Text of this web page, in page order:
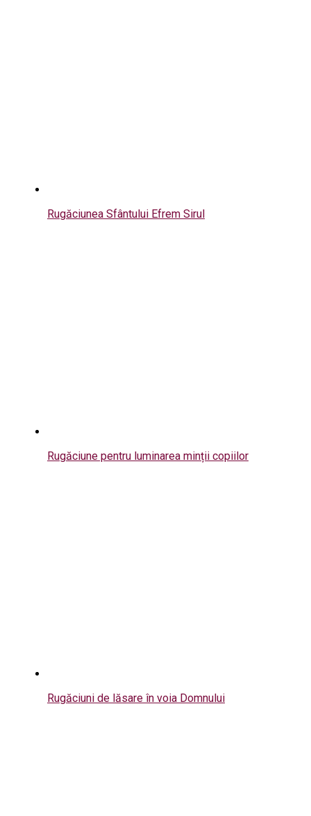
Rugăciunea Sfântului Efrem Sirul
Rugăciune pentru luminarea minții copiilor
Rugăciuni de lăsare în voia Domnului